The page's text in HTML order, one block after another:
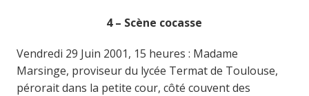
4 – Scène cocasse
Vendredi 29 Juin 2001, 15 heures : Madame
Marsinge, proviseur du lycée Termat de Toulouse,
pérorait dans la petite cour, côté couvent des